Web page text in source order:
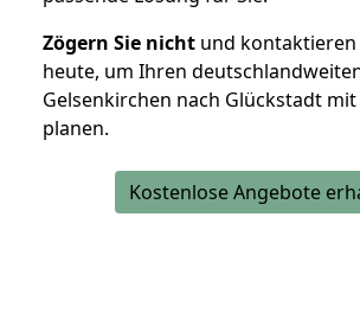
Zögern Sie nicht und kontaktieren
heute, um Ihren
Gelsenkirchen nach Glückstadt
planen.
Kostenlose Angebote